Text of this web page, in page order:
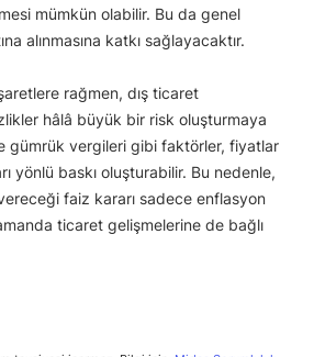
mümkün olabilir. Bu da genel
alınmasına katkı sağlayacaktır.
rağmen, dış ticaret
hâlâ büyük bir risk oluşturmaya
gümrük vergileri gibi faktörler, fiyatlar
yönlü baskı oluşturabilir. Bu nedenle,
faiz kararı sadece enflasyon
ticaret gelişmelerine de bağlı